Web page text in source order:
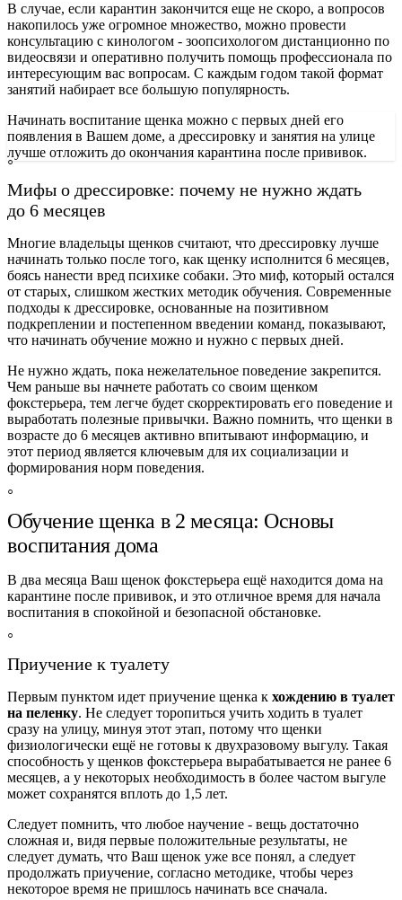
В случае, если карантин закончится еще не скоро, а вопросов
накопилось уже огромное множество, можно провести
консультацию с кинологом - зоопсихологом дистанционно по
видеосвязи и оперативно получить помощь профессионала по
интересующим вас вопросам. С каждым годом такой формат
занятий набирает все большую популярность.
Начинать воспитание щенка можно с первых дней его
появления в Вашем доме, а дрессировку и занятия на улице
лучше отложить до окончания карантина после прививок.
Мифы о дрессировке: почему не нужно ждать
до 6 месяцев
Многие владельцы щенков считают, что дрессировку лучше
начинать только после того, как щенку исполнится 6 месяцев,
боясь нанести вред психике собаки. Это миф, который остался
от старых, слишком жестких методик обучения. Современные
подходы к дрессировке, основанные на позитивном
подкреплении и постепенном введении команд, показывают,
что начинать обучение можно и нужно с первых дней.
Не нужно ждать, пока нежелательное поведение закрепится.
Чем раньше вы начнете работать со своим щенком
фокстерьера, тем легче будет скорректировать его поведение и
выработать полезные привычки. Важно помнить, что щенки в
возрасте до 6 месяцев активно впитывают информацию, и
этот период является ключевым для их социализации и
формирования норм поведения.
Обучение щенка в 2 месяца: Основы
воспитания дома
В два месяца Ваш щенок фокстерьера ещё находится дома на
карантине после прививок, и это отличное время для начала
воспитания в спокойной и безопасной обстановке.
Приучение к туалету
Первым пунктом идет приучение щенка к хождению в туалет
на пеленку. Не следует торопиться учить ходить в туалет
сразу на улицу, минуя этот этап, потому что щенки
физиологически ещё не готовы к двухразовому выгулу. Такая
способность у щенков фокстерьера вырабатывается не ранее 6
месяцев, а у некоторых необходимость в более частом выгуле
может сохранятся вплоть до 1,5 лет.
Следует помнить, что любое научение - вещь достаточно
сложная и, видя первые положительные результаты, не
следует думать, что Ваш щенок уже все понял, а следует
продолжать приучение, согласно методике, чтобы через
некоторое время не пришлось начинать все сначала.